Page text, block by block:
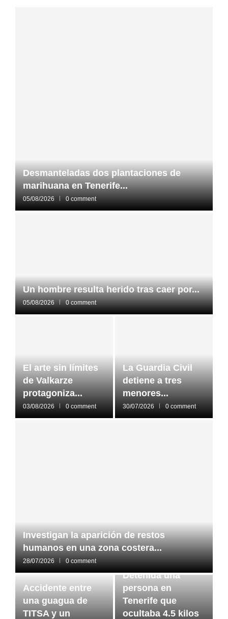
Desmanteladas dos plantaciones de
marihuana en Tenerife...
05/08/2026 0 comment
Un hombre resulta herido tras caer por...
05/08/2026 0 comment
El arte sin límites
de Valkarze
protagoniza...
03/08/2026 0 comment
La Guardia Civil
detiene a tres
menores...
30/07/2026 0 comment
Investigan la aparición de restos
humanos en una zona costera...
28/07/2026 0 comment
Accidente entre
una guagua de
TITSA y un
Detenida una
persona en
Tenerife que
ocultaba 4.5 kilos